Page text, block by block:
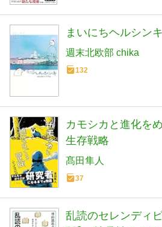
まいにちヘルシンキ
週末北欧部 chika
132
カモシカと進化を
生存戦略
髙田隼人
37
乱読のセレンディ